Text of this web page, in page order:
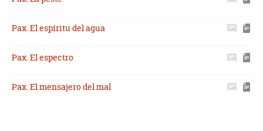
Pax. El espíritu del agua
Pax. El espectro
Pax. El mensajero del mal